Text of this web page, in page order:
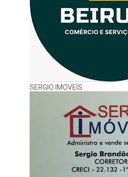
SERGIO IMOVEIS